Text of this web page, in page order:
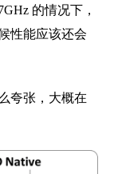
的情况下，
性能应该还会
夸张，大概在